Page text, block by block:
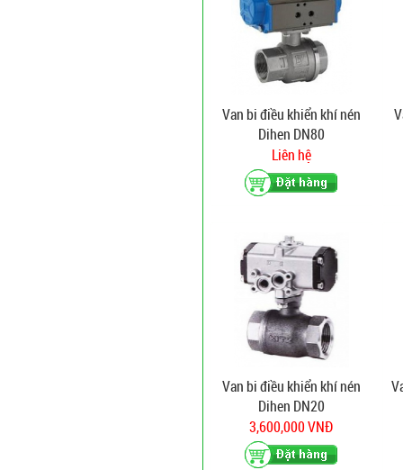
Van bi điều khiển khí nén
Dihen DN80
Liên hệ
Van bi điều khiển khí nén
Dihen DN20
3,600,000 VNĐ